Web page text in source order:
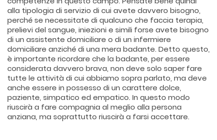
alla tipologia di servizio di cui avete davvero bisogno,
perché se necessitate di qualcuno che faccia terapia,
prelievi del sangue, iniezioni e simili forse avete bisogno
di un assistente domiciliare o di un infermiere
domiciliare anziché di una mera badante. Detto questo,
è importante ricordare che la badante, per essere
considerata davvero brava, non deve solo saper fare
tutte le attività di cui abbiamo sopra parlato, ma deve
anche essere in possesso di un carattere dolce,
paziente, simpatico ed empatico. In questo modo
riuscirà a fare compagnia al meglio alla persona
anziana, ma soprattutto riuscirà a farsi accettare.